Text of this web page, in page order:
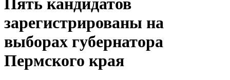
зарегистрированы на
выборах губернатора
Пермского края